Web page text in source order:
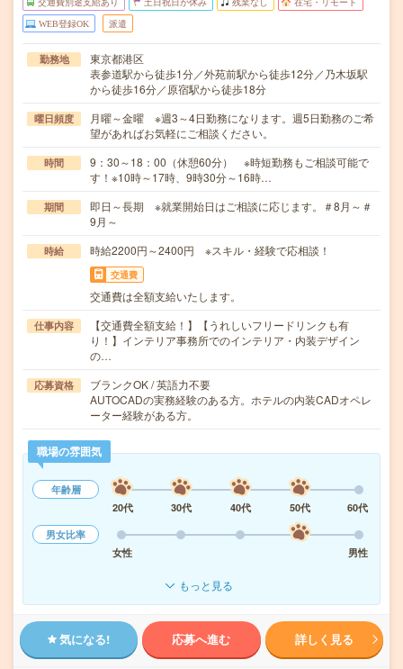
交通費別途支給あり 土日祝日が休み 残業なし 在宅・リモート
WEB登録OK 派遣
勤務地
東京都港区
表参道駅から徒歩1分／外苑前駅から徒歩12分／乃木坂駅
から徒歩16分／原宿駅から徒歩18分
曜日頻度
月曜～金曜 ※週3～4日勤務になります。週5日勤務のご希
望があればお気軽にご相談ください。
時間
9：30～18：00（休憩60分） ※時短勤務もご相談可能で
す！※10時～17時、9時30分～16時…
期間
即日～長期 ※就業開始日はご相談に応じます。＃8月～＃
9月～
時給 時給2200円～2400円 ※スキル・経験で応相談！
交通費
交通費は全額支給いたします。
仕事内容
【交通費全額支給！】【うれしいフリードリンクも有
り！】インテリア事務所でのインテリア・内装デザイン
の…
応募資格
ブランクOK / 英語力不要
AUTOCADの実務経験のある方。ホテルの内装CADオペレ
ーター経験がある方。
職場の雰囲気
年齢層
20代
30代 40代 50代
60代
男女比率
女性
男性
もっと見る
気になる! 応募へ進む 詳しく見る